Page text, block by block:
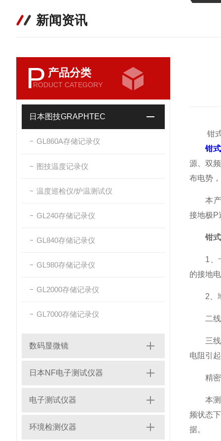
新闻资讯
P 产品分类
RODUCT CATEGORY
日本图技GRAPHTEC
GL860A存储记录仪
图技温度记录仪
温度巡检仪/炉温测试仪
GL240存储记录仪
GL840存储记录仪
GL980存储记录仪
GL2000存储记录仪
GL7000存储记录仪
数码显微镜
日本NF电子测试仪器
电子测试仪器
环境检测仪器
钳式
钳
源、双
布电势
本产品
接地极P
钳
1、卡
的接地
2、地
二线法
三线法
电阻引
精密四
本测试
频状态
据。